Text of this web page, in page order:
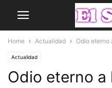
Home Actualidad Odio eterno
Actualidad
Odio eterno a